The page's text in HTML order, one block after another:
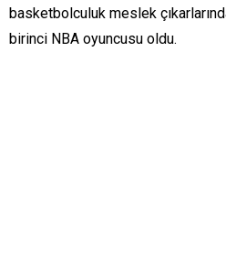
basketbolculuk meslek
birinci NBA oyuncusu oldu.